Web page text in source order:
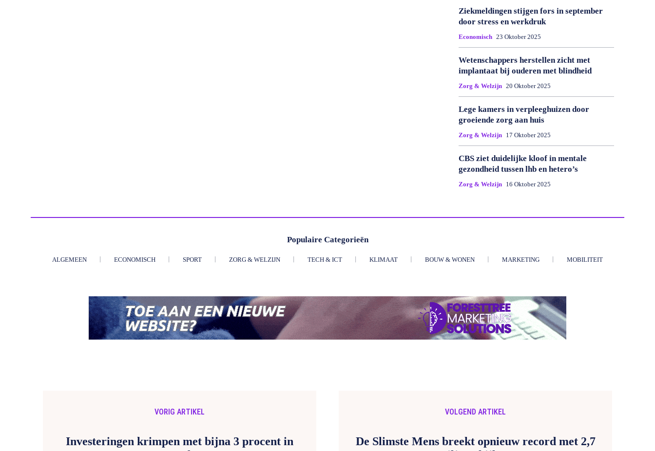
Ziekmeldingen stijgen fors in september
door stress en werkdruk
Economisch 23 Oktober 2025
Wetenschappers herstellen zicht met
implantaat bij ouderen met blindheid
Zorg & Welzijn 20 Oktober 2025
Lege kamers in verpleeghuizen door
groeiende zorg aan huis
Zorg & Welzijn 17 Oktober 2025
CBS ziet duidelijke kloof in mentale
gezondheid tussen lhb en hetero’s
Zorg & Welzijn 16 Oktober 2025
Populaire Categorieën
ALGEMEEN ECONOMISCH SPORT ZORG & WELZIJN TECH & ICT KLIMAAT BOUW & WONEN MARKETING MOBILITEIT
VORIG ARTIKEL
Investeringen krimpen met bijna 3 procent in
VOLGEND ARTIKEL
De Slimste Mens breekt opnieuw record met 2,7